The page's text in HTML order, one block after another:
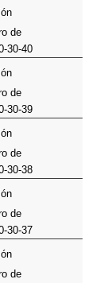
de
30-40
de
30-39
de
30-38
de
30-37
de